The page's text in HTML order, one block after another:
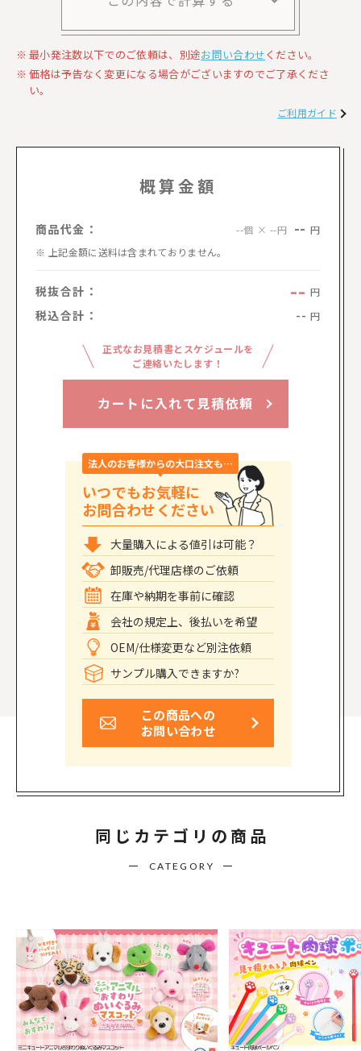
最小発注数以下でのご依頼は、別途お問い合わせください。
価格は予告なく変更になる場合がございますのでご了承くださ
い。
ご利用ガイド
概算金額
商品代金： --個 × --円 -- 円
上記金額に送料は含まれておりません。
税抜合計： -- 円
税込合計： -- 円
正式なお見積書とスケジュールを
ご連絡いたします！
カートに入れて見積依頼
法人のお客様からの大口注文も…
いつでもお気軽に
お問合わせください
大量購入による値引は可能？
卸販売/代理店様のご依頼
在庫や納期を事前に確認
会社の規定上、後払いを希望
OEM/仕様変更など別注依頼
サンプル購入できますか?
この商品への
お問い合わせ
同じカテゴリの商品
CATEGORY